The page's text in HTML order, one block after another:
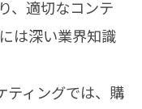
、適切なコンテ
は深い業界知識
ティングでは、購